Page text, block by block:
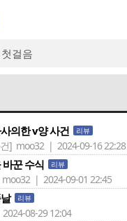
의한 v양 사건 리뷰
] moo32 | 2024-09-16 22:28
꾼 수식 리뷰
moo32 | 2024-09-01 22:45
리뷰
08-29 12:04